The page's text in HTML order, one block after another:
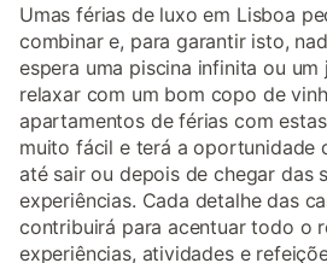
Umas férias de luxo em Lisboa
combinar e, para garantir isto,
espera uma piscina infinita ou
relaxar com um bom copo de
apartamentos de férias com
muito fácil e terá a oportunidade
até sair ou depois de chegar das
experiências. Cada detalhe das
contribuirá para acentuar todo o
experiências, atividades e